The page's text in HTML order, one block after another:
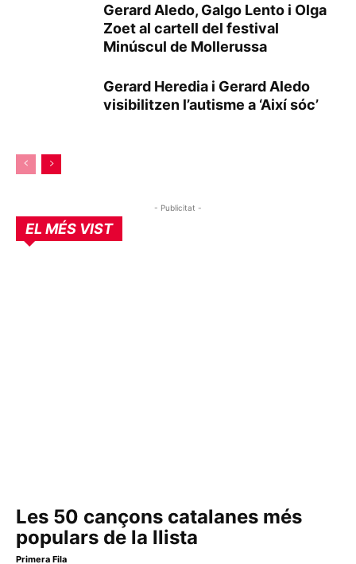
Gerard Aledo, Galgo Lento i Olga
Zoet al cartell del festival
Minúscul de Mollerussa
Gerard Heredia i Gerard Aledo
visibilitzen l’autisme a ‘Així sóc’
- Publicitat -
EL MÉS VIST
Les 50 cançons catalanes més
populars de la llista
Primera Fila